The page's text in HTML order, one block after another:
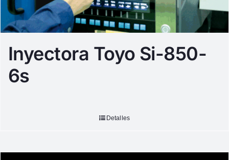
Inyectora Toyo Si-850-
6s
Detalles